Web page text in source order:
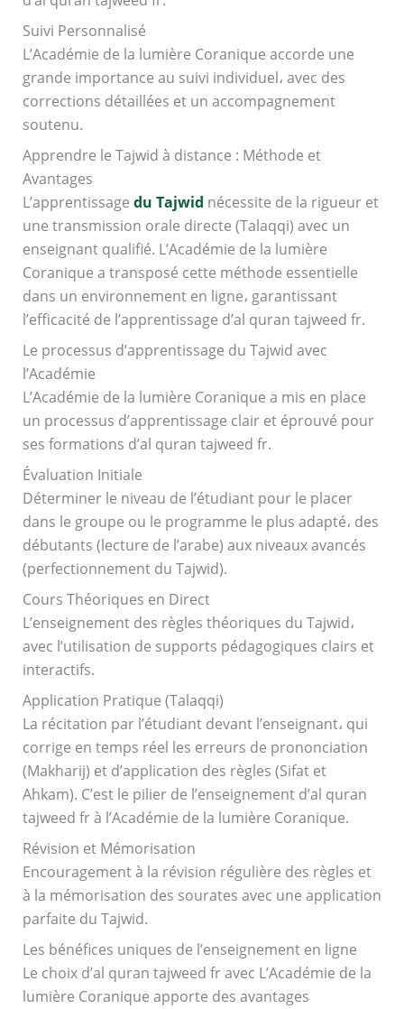
Suivi Personnalisé
L’Académie de la lumière Coranique accorde une
grande importance au suivi individuel، avec des
corrections détaillées et un accompagnement
soutenu.
Apprendre le Tajwid à distance : Méthode et
Avantages
L’apprentissage du Tajwid nécessite de la rigueur et
une transmission orale directe (Talaqqi) avec un
enseignant qualifié. L’Académie de la lumière
Coranique a transposé cette méthode essentielle
dans un environnement en ligne، garantissant
l’efficacité de l’apprentissage d’al quran tajweed fr.
Le processus d’apprentissage du Tajwid avec
l’Académie
L’Académie de la lumière Coranique a mis en place
un processus d’apprentissage clair et éprouvé pour
ses formations d’al quran tajweed fr.
Évaluation Initiale
Déterminer le niveau de l’étudiant pour le placer
dans le groupe ou le programme le plus adapté، des
débutants (lecture de l’arabe) aux niveaux avancés
(perfectionnement du Tajwid).
Cours Théoriques en Direct
L’enseignement des règles théoriques du Tajwid،
avec l’utilisation de supports pédagogiques clairs et
interactifs.
Application Pratique (Talaqqi)
La récitation par l’étudiant devant l’enseignant، qui
corrige en temps réel les erreurs de prononciation
(Makharij) et d’application des règles (Sifat et
Ahkam). C’est le pilier de l’enseignement d’al quran
tajweed fr à l’Académie de la lumière Coranique.
Révision et Mémorisation
Encouragement à la révision régulière des règles et
à la mémorisation des sourates avec une application
parfaite du Tajwid.
Les bénéfices uniques de l’enseignement en ligne
Le choix d’al quran tajweed fr avec L’Académie de la
lumière Coranique apporte des avantages